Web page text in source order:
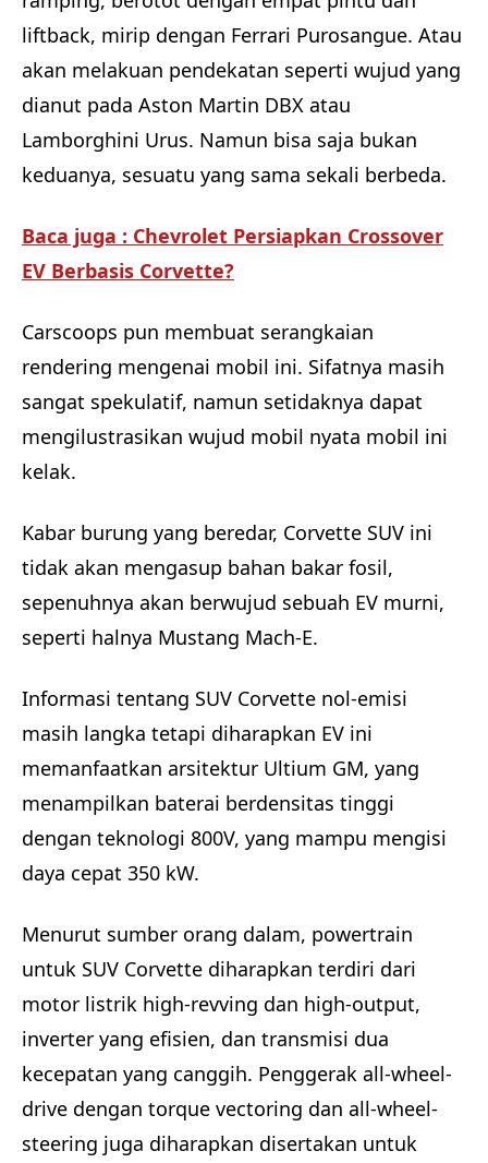
liftback, mirip dengan Ferrari Purosangue. Atau
akan melakuan pendekatan seperti wujud yang
dianut pada Aston Martin DBX atau
Lamborghini Urus. Namun bisa saja bukan
keduanya, sesuatu yang sama sekali berbeda.
Baca juga : Chevrolet Persiapkan Crossover
EV Berbasis Corvette?
Carscoops pun membuat serangkaian
rendering mengenai mobil ini. Sifatnya masih
sangat spekulatif, namun setidaknya dapat
mengilustrasikan wujud mobil nyata mobil ini
kelak.
Kabar burung yang beredar, Corvette SUV ini
tidak akan mengasup bahan bakar fosil,
sepenuhnya akan berwujud sebuah EV murni,
seperti halnya Mustang Mach-E.
Informasi tentang SUV Corvette nol-emisi
masih langka tetapi diharapkan EV ini
memanfaatkan arsitektur Ultium GM, yang
menampilkan baterai berdensitas tinggi
dengan teknologi 800V, yang mampu mengisi
daya cepat 350 kW.
Menurut sumber orang dalam, powertrain
untuk SUV Corvette diharapkan terdiri dari
motor listrik high-revving dan high-output,
inverter yang efisien, dan transmisi dua
kecepatan yang canggih. Penggerak all-wheel-
drive dengan torque vectoring dan all-wheel-
steering juga diharapkan disertakan untuk